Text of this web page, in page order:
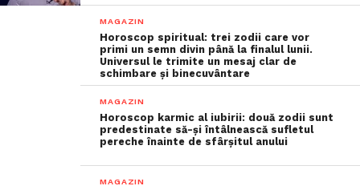
MAGAZIN
Horoscop spiritual: trei zodii care vor
primi un semn divin până la finalul lunii.
Universul le trimite un mesaj clar de
schimbare și binecuvântare
MAGAZIN
Horoscop karmic al iubirii: două zodii sunt
predestinate să-și întâlnească sufletul
pereche înainte de sfârșitul anului
MAGAZIN